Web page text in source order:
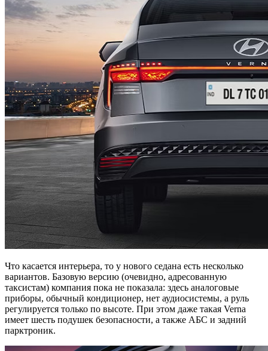
Что касается интерьера, то у нового седана есть несколько
вариантов. Базовую версию (очевидно, адресованную
таксистам) компания пока не показала: здесь аналоговые
приборы, обычный кондиционер, нет аудиосистемы, а руль
регулируется только по высоте. При этом даже такая Verna
имеет шесть подушек безопасности, а также АБС и задний
парктроник.